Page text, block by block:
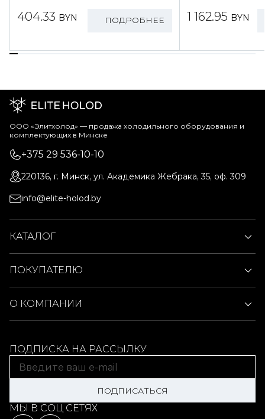
404.33 BYN ПОДРОБНЕЕ 1 162.95 BYN
ООО «Элитхолод» ― продажа холодильного оборудования и
комплектующих в Минске
+375 29 536-10-10
220136, г. Минск, ул. Академика Жебрака, 35, оф. 309
info@elite-holod.by
КАТАЛОГ
ПОКУПАТЕЛЮ
О КОМПАНИИ
ПОДПИСКА НА РАССЫЛКУ
ПОДПИСАТЬСЯ
МЫ В СОЦ СЕТЯХ